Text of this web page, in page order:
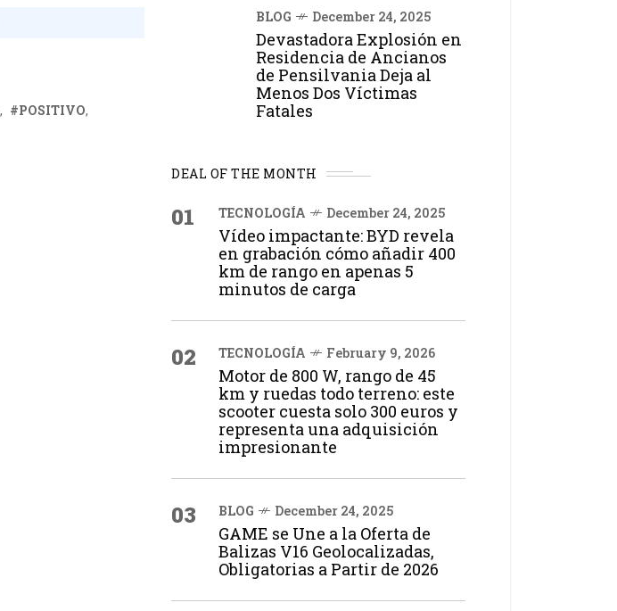
POSITIVO
BLOG December 24, 2025
Devastadora Explosión en
Residencia de Ancianos
de Pensilvania Deja al
Menos Dos Víctimas
Fatales
DEAL OF THE MONTH
01 TECNOLOGÍA December 24, 2025
Vídeo impactante: BYD revela
en grabación cómo añadir 400
km de rango en apenas 5
minutos de carga
02 TECNOLOGÍA February 9, 2026
Motor de 800 W, rango de 45
km y ruedas todo terreno: este
scooter cuesta solo 300 euros y
representa una adquisición
impresionante
03 BLOG December 24, 2025
GAME se Une a la Oferta de
Balizas V16 Geolocalizadas,
Obligatorias a Partir de 2026